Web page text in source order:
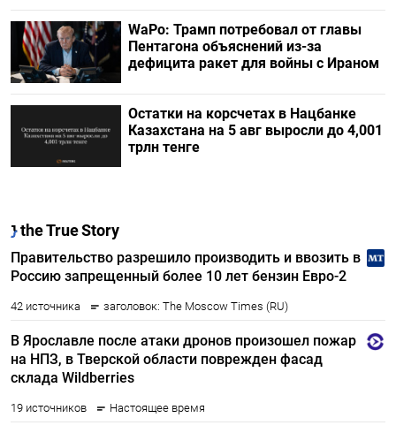
WaPo: Трамп потребовал от главы
Пентагона объяснений из-за
дефицита ракет для войны с Ираном
Остатки на корсчетах в Нацбанке
Казахстана на 5 авг выросли до 4,001
трлн тенге